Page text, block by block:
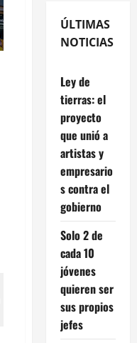
ÚLTIMAS
NOTICIAS
Ley de
tierras: el
proyecto
que unió a
artistas y
empresario
s contra el
gobierno
Solo 2 de
cada 10
jóvenes
quieren ser
sus propios
jefes